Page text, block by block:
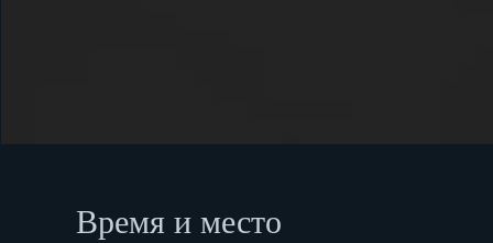
Время и место